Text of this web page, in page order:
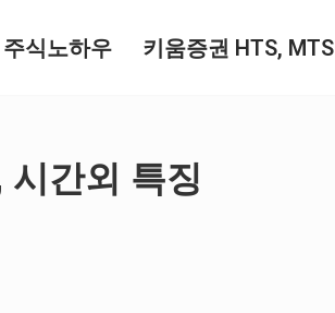
주식노하우 키움증권 HTS, MTS
간외 특징